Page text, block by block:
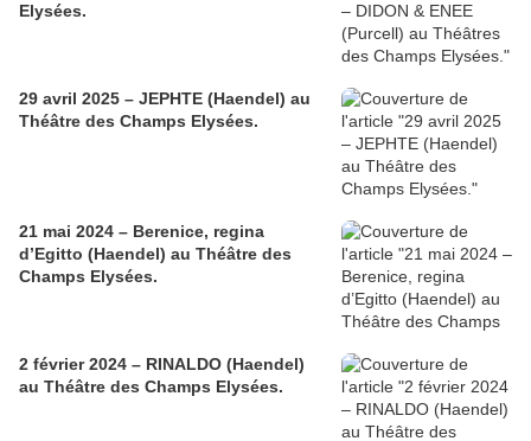
Elysées.
29 avril 2025 – JEPHTE (Haendel) au
Théâtre des Champs Elysées.
21 mai 2024 – Berenice, regina
d’Egitto (Haendel) au Théâtre des
Champs Elysées.
2 février 2024 – RINALDO (Haendel)
au Théâtre des Champs Elysées.